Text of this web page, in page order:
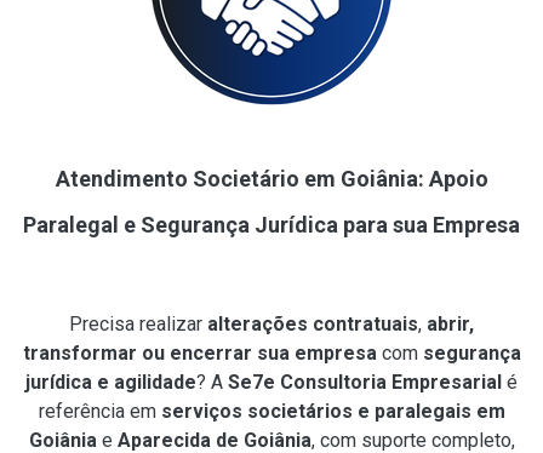
Atendimento Societário em Goiânia: Apoio
Paralegal e Segurança Jurídica para sua Empresa
Precisa realizar alterações contratuais, abrir,
transformar ou encerrar sua empresa com segurança
jurídica e agilidade? A Se7e Consultoria Empresarial é
referência em serviços societários e paralegais em
Goiânia e Aparecida de Goiânia, com suporte completo,